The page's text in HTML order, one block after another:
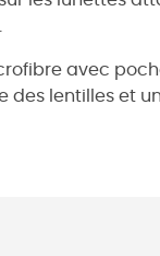
avec
des lentilles et